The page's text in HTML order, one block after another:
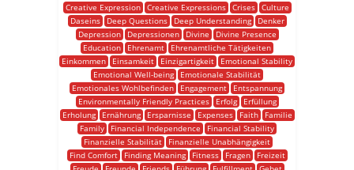
Creative Expression
Creative Expressions Crises
Culture
Daseins
Deep Questions Deep Understanding
Denker
Depression
Depressionen Divine
Divine Presence
Education
Ehrenamt
Ehrenamtliche Tätigkeiten
Einkommen
Einsamkeit Einzigartigkeit
Emotional Stability
Emotional Well-being
Emotionale Stabilität
Emotionales Wohlbefinden
Engagement
Entspannung
Environmentally Friendly Practices
Erfolg
Erfüllung
Erholung
Ernährung Ersparnisse Expenses Faith
Familie
Family
Financial Independence
Financial Stability
Finanzielle Stabilität
Finanzielle Unabhängigkeit
Find Comfort
Finding Meaning Fitness Fragen
Freizeit